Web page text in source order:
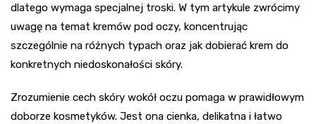
dlatego wymaga specjalnej troski. W tym artykule zwrócimy
uwagę na temat kremów pod oczy, koncentrując
szczególnie na różnych typach oraz jak dobierać krem do
konkretnych niedoskonałości skóry.
Zrozumienie cech skóry wokół oczu pomaga w prawidłowym
doborze kosmetyków. Jest ona cienka, delikatna i łatwo